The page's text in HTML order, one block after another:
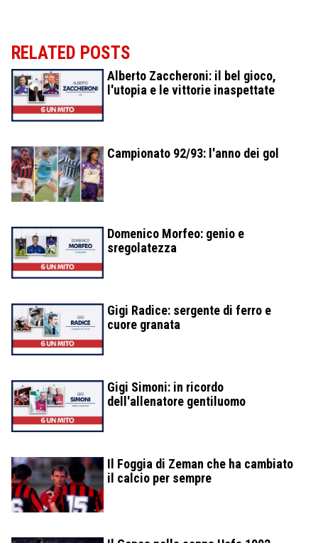
RELATED POSTS
Alberto Zaccheroni: il bel gioco,
l'utopia e le vittorie inaspettate
Campionato 92/93: l'anno dei gol
Domenico Morfeo: genio e
sregolatezza
Gigi Radice: sergente di ferro e
cuore granata
Gigi Simoni: in ricordo
dell'allenatore gentiluomo
Il Foggia di Zeman che ha cambiato
il calcio per sempre